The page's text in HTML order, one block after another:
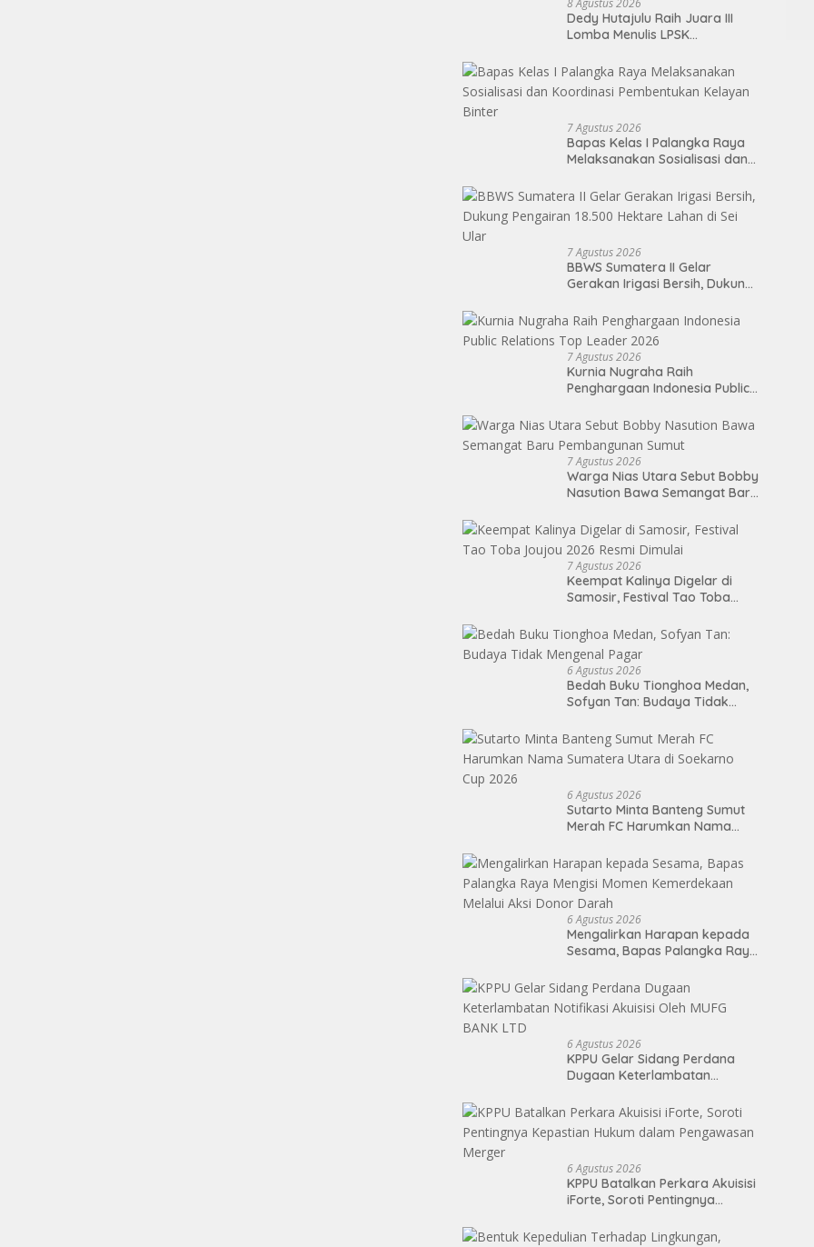
8 Agustus 2026
Dedy Hutajulu Raih Juara III
Lomba Menulis LPSK
7 Agustus 2026
Bapas Kelas I Palangka Raya
Melaksanakan Sosialisasi dan
Kelayan Binter
7 Agustus 2026
BBWS Sumatera II Gelar
Gerakan Irigasi Bersih, Dukung
Lahan di Sei Ular
7 Agustus 2026
Kurnia Nugraha Raih
Penghargaan Indonesia Public
7 Agustus 2026
Warga Nias Utara Sebut Bobby
Nasution Bawa Semangat Baru
7 Agustus 2026
Keempat Kalinya Digelar di
Samosir, Festival Tao Toba
6 Agustus 2026
Bedah Buku Tionghoa Medan,
Sofyan Tan: Budaya Tidak
6 Agustus 2026
Sutarto Minta Banteng Sumut
Merah FC Harumkan Nama
Cup 2026
6 Agustus 2026
Mengalirkan Harapan kepada
Sesama, Bapas Palangka Raya
Melalui Aksi Donor Darah
6 Agustus 2026
KPPU Gelar Sidang Perdana
Dugaan Keterlambatan
BANK LTD
6 Agustus 2026
KPPU Batalkan Perkara Akuisisi
iForte, Soroti Pentingnya
Pengawasan Merger